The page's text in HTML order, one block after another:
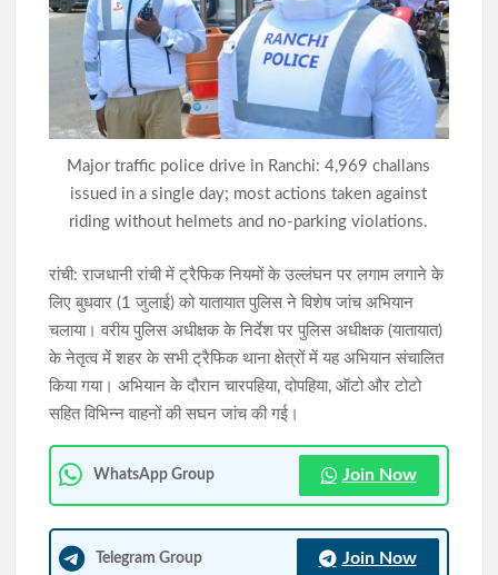
राहे हत्याकांड का खुलासा: मुख्य आरोपी समेत तीन गिरफ्तार, हत्या में प्रयुक्त
फरसा बरामद
सिमडेगा में डीएलएमसी बैठक: न्यायिक व्यवस्था को अधिक प्रभावी बनाने पर
Major traffic police drive in Ranchi: 4,969 challans
issued in a single day; most actions taken against
riding without helmets and no-parking violations.
रांची: राजधानी रांची में ट्रैफिक नियमों के उल्लंघन पर लगाम लगाने के
लिए बुधवार (1 जुलाई) को यातायात पुलिस ने विशेष जांच अभियान
चलाया। वरीय पुलिस अधीक्षक के निर्देश पर पुलिस अधीक्षक (यातायात)
के नेतृत्व में शहर के सभी ट्रैफिक थाना क्षेत्रों में यह अभियान संचालित
किया गया। अभियान के दौरान चारपहिया, दोपहिया, ऑटो और टोटो
सहित विभिन्न वाहनों की सघन जांच की गई।
WhatsApp Group Join Now
Telegram Group Join Now